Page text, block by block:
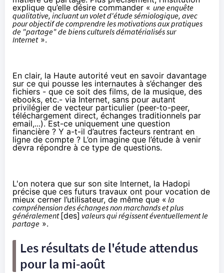
explique qu’elle désire commander « une enquête
qualitative, incluant un volet d'étude sémiologique, avec
pour objectif de comprendre les motivations aux pratiques
de "partage" de biens culturels dématérialisés sur
Internet».
En clair, la Haute autorité veut en savoir davantage
sur ce qui pousse les internautes à s’échanger des
fichiers - que ce soit des films, de la musique, des
ebooks, etc.- via Internet, sans pour autant
privilégier de vecteur particulier (peer-to-peer,
téléchargement direct, échanges traditionnels par
email,...). Est-ce uniquement une question
financière ? Y a-t-il d’autres facteurs rentrant en
ligne de compte ? L’on imagine que l’étude à venir
devra répondre à ce type de questions.
L'on notera que sur son site Internet, la Hadopi
précise que ces futurs travaux ont pour vocation de
mieux cerner l’utilisateur, de même que « la
compréhension des échanges non marchands et plus
généralement[des] valeurs qui régissent éventuellement le
partage ».
Les résultats de l'étude attendus
pour la mi-août